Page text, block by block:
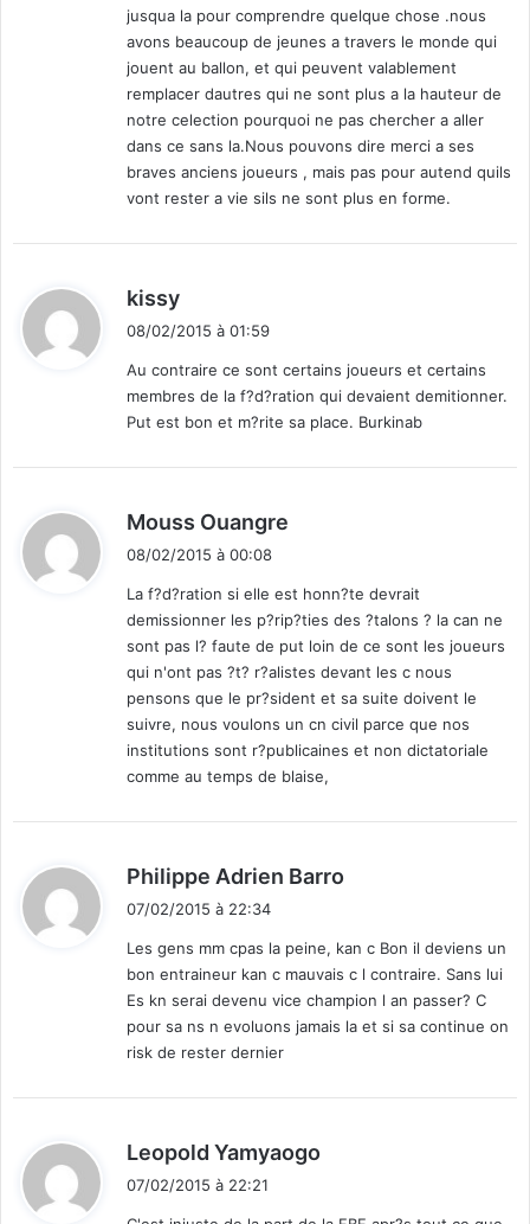
jusqua la pour comprendre quelque chose .nous
avons beaucoup de jeunes a travers le monde qui
jouent au ballon, et qui peuvent valablement
remplacer dautres qui ne sont plus a la hauteur de
notre celection pourquoi ne pas chercher a aller
dans ce sans la.Nous pouvons dire merci a ses
braves anciens joueurs , mais pas pour autend quils
vont rester a vie sils ne sont plus en forme.
kissy
:
08/02/2015 à 01:59
Au contraire ce sont certains joueurs et certains
membres de la f?d?ration qui devaient demitionner.
Put est bon et m?rite sa place. Burkinab
Mouss Ouangre
:
08/02/2015 à 00:08
La f?d?ration si elle est honn?te devrait
demissionner les p?rip?ties des ?talons ? la can ne
sont pas l? faute de put loin de ce sont les joueurs
qui n'ont pas ?t? r?alistes devant les c nous
pensons que le pr?sident et sa suite doivent le
suivre, nous voulons un cn civil parce que nos
institutions sont r?publicaines et non dictatoriale
comme au temps de blaise,
Philippe Adrien Barro
07/02/2015 à 22:34
Les gens mm cpas la peine, kan c Bon il deviens un
bon entraineur kan c mauvais c l contraire. Sans lui
Es kn serai devenu vice champion l an passer? C
pour sa ns n evoluons jamais la et si sa continue on
risk de rester dernier
Leopold Yamyaogo
07/02/2015 à 22:21